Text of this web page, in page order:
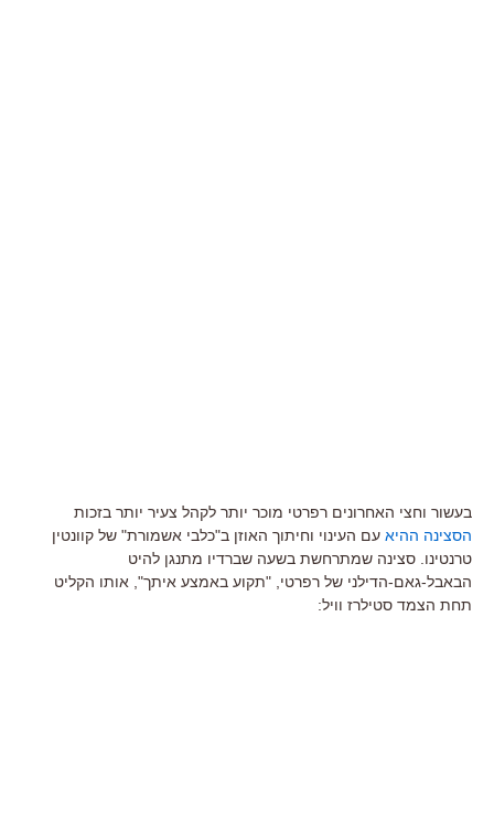
בעשור וחצי האחרונים רפרטי מוכר יותר לקהל צעיר יותר בזכות
הסצינה ההיא עם העינוי וחיתוך האוזן ב"כלבי אשמורת" של קוונטין
טרנטינו. סצינה שמתרחשת בשעה שברדיו מתנגן להיט
הבאבל-גאם-הדילני של רפרטי, "תקוע באמצע איתך", אותו הקליט
תחת הצמד סטילרז וויל: